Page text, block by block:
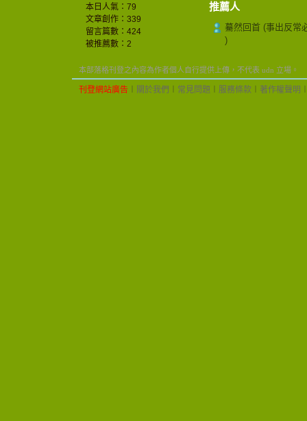
本日人氣：79
文章創作：339
留言篇數：424
被推薦數： 2
推薦人
驀然回首 (事出反常
)
本部落格刊登之內容為作者個人自行提供上傳，不代表 udn 立場。
刊登網站廣告 關於我們 常見問題 服務條款 著作權聲明